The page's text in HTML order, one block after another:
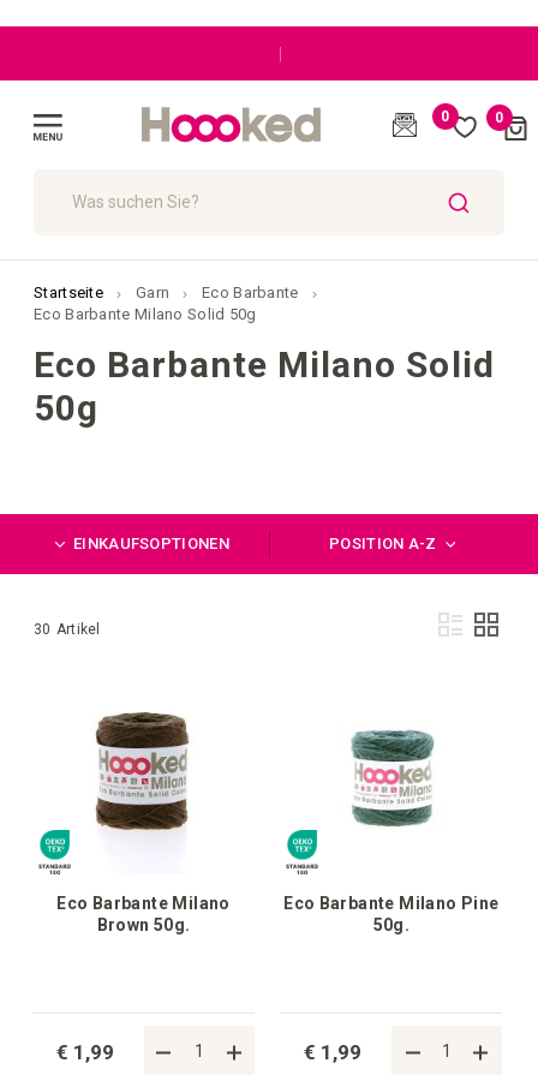
|
0 0Cart
Startseite Garn
Eco Barbante
Eco Barbante Milano Solid 50g
Eco Barbante Milano Solid
50g
EINKAUFSOPTIONEN
Liste
30 Artikel
POSITION A-Z
Eco Barbante Milano
Brown 50g.
€ 1,99
Eco Barbante Milano Pine
50g.
€ 1,99